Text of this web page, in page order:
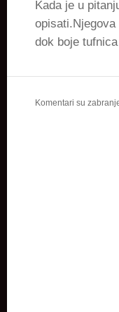
Kada je u
dok boje
Komentari su